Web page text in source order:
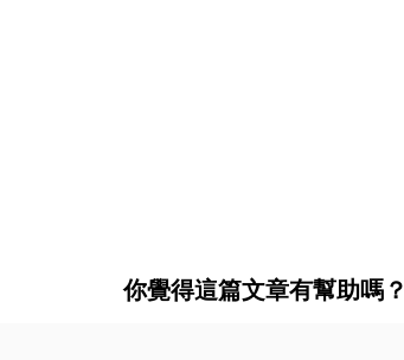
你覺得這篇文章有幫助嗎？